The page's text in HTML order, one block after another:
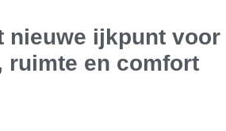
nieuwe ijkpunt voor
ruimte en comfort